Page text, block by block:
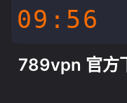
09:55
789vpn 官方